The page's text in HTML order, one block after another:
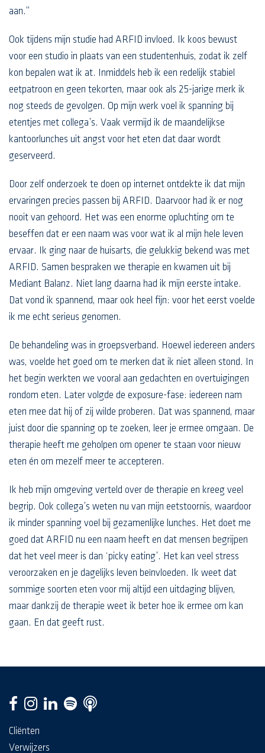
aan.”
Ook tijdens mijn studie had ARFID invloed. Ik koos bewust
voor een studio in plaats van een studentenhuis, zodat ik zelf
kon bepalen wat ik at. Inmiddels heb ik een redelijk stabiel
eetpatroon en geen tekorten, maar ook als 25-jarige merk ik
nog steeds de gevolgen. Op mijn werk voel ik spanning bij
etentjes met collega’s. Vaak vermijd ik de maandelijkse
kantoorlunches uit angst voor het eten dat daar wordt
geserveerd.
Door zelf onderzoek te doen op internet ontdekte ik dat mijn
ervaringen precies passen bij ARFID. Daarvoor had ik er nog
nooit van gehoord. Het was een enorme opluchting om te
beseffen dat er een naam was voor wat ik al mijn hele leven
ervaar. Ik ging naar de huisarts, die gelukkig bekend was met
ARFID. Samen bespraken we therapie en kwamen uit bij
Mediant Balanz. Niet lang daarna had ik mijn eerste intake.
Dat vond ik spannend, maar ook heel fijn: voor het eerst voelde
ik me echt serieus genomen.
De behandeling was in groepsverband. Hoewel iedereen anders
was, voelde het goed om te merken dat ik niet alleen stond. In
het begin werkten we vooral aan gedachten en overtuigingen
rondom eten. Later volgde de exposure-fase: iedereen nam
eten mee dat hij of zij wilde proberen. Dat was spannend, maar
juist door die spanning op te zoeken, leer je ermee omgaan. De
therapie heeft me geholpen om opener te staan voor nieuw
eten én om mezelf meer te accepteren.
Ik heb mijn omgeving verteld over de therapie en kreeg veel
begrip. Ook collega’s weten nu van mijn eetstoornis, waardoor
ik minder spanning voel bij gezamenlijke lunches. Het doet me
goed dat ARFID nu een naam heeft en dat mensen begrijpen
dat het veel meer is dan ‘picky eating’. Het kan veel stress
veroorzaken en je dagelijks leven beïnvloeden. Ik weet dat
sommige soorten eten voor mij altijd een uitdaging blijven,
maar dankzij de therapie weet ik beter hoe ik ermee om kan
gaan. En dat geeft rust.
Cliënten
Verwijzers